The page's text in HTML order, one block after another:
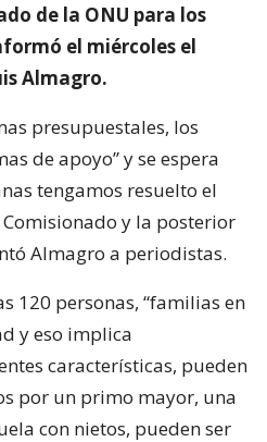
de la ONU para los
el miércoles el
Almagro.
presupuestales, los
de apoyo” y se espera
tengamos resuelto el
y la posterior
Almagro a periodistas.
120 personas, “familias en
y eso implica
características, pueden
por un primo mayor, una
con nietos, pueden ser